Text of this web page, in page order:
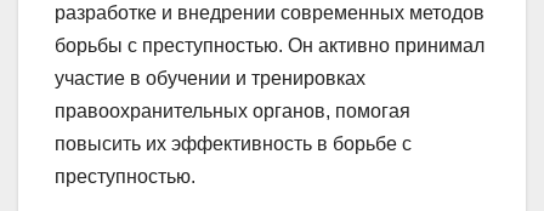
разработке и внедрении современных методов
борьбы с преступностью. Он активно принимал
участие в обучении и тренировках
правоохранительных органов, помогая
повысить их эффективность в борьбе с
преступностью.